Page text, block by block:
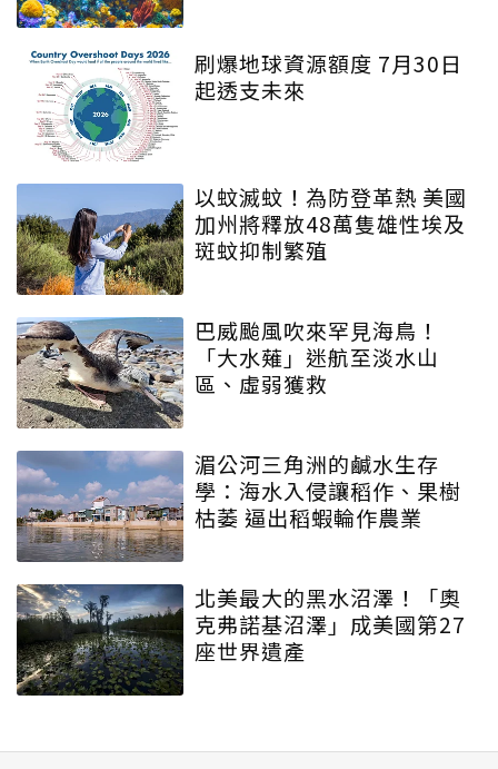
刷爆地球資源額度 7月30日
起透支未來
以蚊滅蚊！為防登革熱 美國
加州將釋放48萬隻雄性埃及
斑蚊抑制繁殖
巴威颱風吹來罕見海鳥！
「大水薙」迷航至淡水山
區、虛弱獲救
湄公河三角洲的鹹水生存
學：海水入侵讓稻作、果樹
枯萎 逼出稻蝦輪作農業
北美最大的黑水沼澤！「奧
克弗諾基沼澤」成美國第27
座世界遺產